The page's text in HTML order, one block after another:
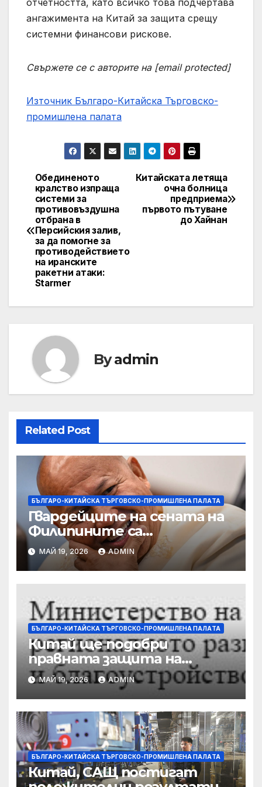
ангажимента на Китай за защита срещу
системни финансови рискове.
Свържете се с авторите на [email protected]
Източник Българо-Китайска Търговско-
промишлена палaта
Навигация
Китайската летяща
очна болница
предприема
първото пътуване
до Хайнан
Обединеното
кралство изпраща
системи за
противовъздушна
отбрана в
Персийския залив,
за да помогне за
противодействието
на иранските
ракетни атаки:
Starmer
Byadmin
Related Post
БЪЛГАРО-КИТАЙСКА ТЪРГОВСКО-ПРОМИШЛЕНА ПАЛAТА
Гвардейците на сената на
Филипините са
разследвани за стрелба,
докато сенаторът беглец
бяга
МАЙ 19, 2026 ADMIN
БЪЛГАРО-КИТАЙСКА ТЪРГОВСКО-ПРОМИШЛЕНА ПАЛAТА
Китай ще подобри
правната защита на
предприятията, ще се
съсредоточи върху
борбата с
корпоративната
престъпност
МАЙ 19, 2026 ADMIN
БЪЛГАРО-КИТАЙСКА ТЪРГОВСКО-ПРОМИШЛЕНА ПАЛAТА
Китай, САЩ постигат